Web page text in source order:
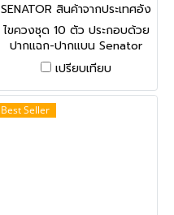
SENATOR สินค้าจากประเทศอัง
กฤษ-1
ไขควงชุด 10 ตัว ประกอบด้วย
ปากแฉก-ปากแบน Senator
Dual Grip Screwdriver Set -
10 Pieces
เปรียบเทียบ
Best Seller